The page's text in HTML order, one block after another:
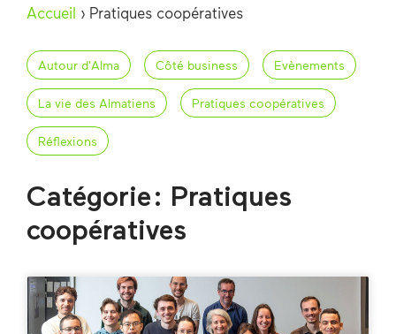
Accueil › Pratiques coopératives
Autour d'Alma Côté business Evènements
La vie des Almatiens Pratiques coopératives
Réflexions
Catégorie : Pratiques
coopératives